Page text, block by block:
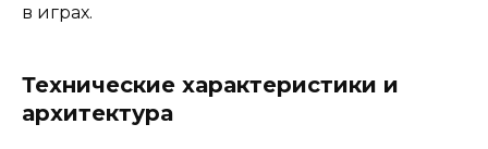
в играх.
Технические характеристики и
архитектура